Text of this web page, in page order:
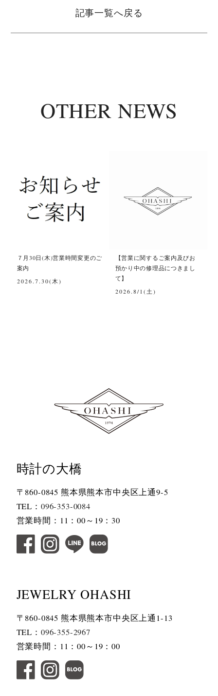
記事一覧へ戻る
OTHER NEWS
７月30日(木)営業時間変更のご
案内
2026.7.30(木)
【営業に関するご案内及びお
預かり中の修理品につきまし
て】
2026.8/1(土)
時計の大橋
〒860-0845 熊本県熊本市中央区上通9-5
TEL： 096-353-0084
営業時間：11：00～19：30
JEWELRY OHASHI
〒860-0845 熊本県熊本市中央区上通1-13
TEL： 096-355-2967
営業時間：11：00～19：00